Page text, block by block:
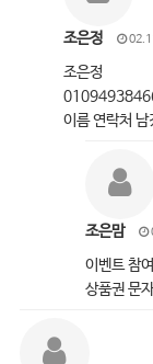
조은정
조은정
이름 연락처
조은맘
이벤트 참
상품권 문